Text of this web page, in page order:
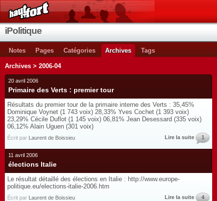
iPolitique
Notes Pages Catégories Archives Tags
Archives > 2006-04
20 avril 2006
Primaire des Verts : premier tour
Résultats du premier tour de la primaire interne des Verts : 35,45%
Dominique Voynet (1 743 voix) 28,33% Yves Cochet (1 393 voix)
23,29% Cécile Duflot (1 145 voix) 06,81% Jean Desessard (335 voix)
06,12% Alain Uguen (301 voix)
Écrit par Laurent de Boissieu Lire la suite 1
11 avril 2006
élections Italie
Le résultat détaillé des élections en Italie : http://www.europe-
politique.eu/elections-italie-2006.htm
Écrit par Laurent de Boissieu Lire la suite 4